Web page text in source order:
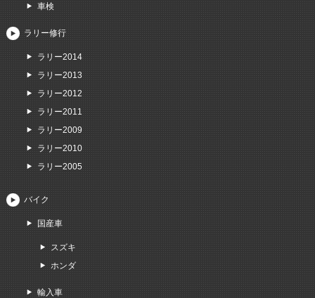
車検
ラリー修行
ラリー2014
ラリー2013
ラリー2012
ラリー2011
ラリー2009
ラリー2010
ラリー2005
バイク
国産車
スズキ
ホンダ
輸入車